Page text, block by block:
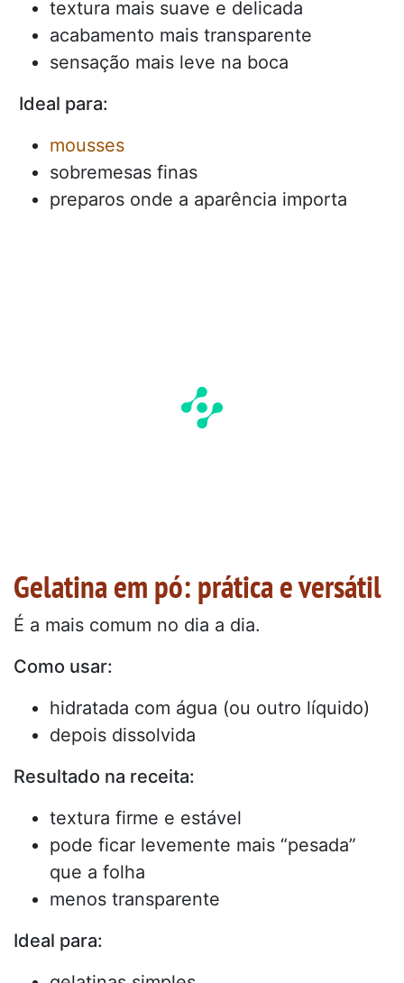
textura mais suave e delicada
acabamento mais transparente
sensação mais leve na boca
Ideal para:
mousses
sobremesas finas
preparos onde a aparência importa
Gelatina em pó: prática e versátil
É a mais comum no dia a dia.
Como usar:
hidratada com água (ou outro líquido)
depois dissolvida
Resultado na receita:
textura firme e estável
pode ficar levemente mais “pesada”
que a folha
menos transparente
Ideal para: